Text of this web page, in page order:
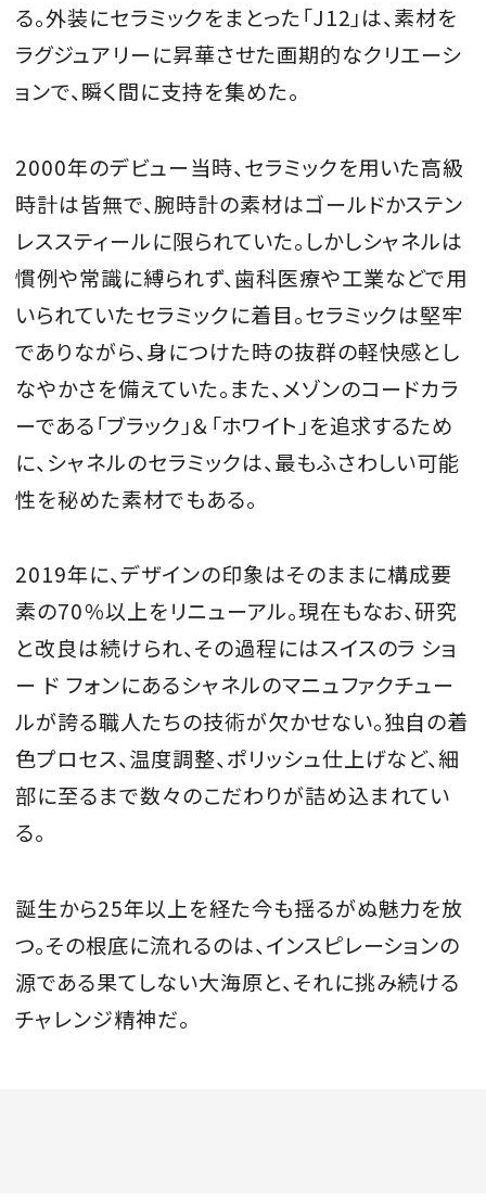
る。外装にセラミックをまとった「J12」は、素材を
ラグジュアリーに昇華させた画期的なクリエーシ
ョンで、瞬く間に支持を集めた。
2000年のデビュー当時、セラミックを用いた高級
時計は皆無で、腕時計の素材はゴールドかステン
レススティールに限られていた。しかしシャネルは
慣例や常識に縛られず、歯科医療や工業などで用
いられていたセラミックに着目。セラミックは堅牢
でありながら、身につけた時の抜群の軽快感とし
なやかさを備えていた。また、メゾンのコードカラ
ーである「ブラック」＆「ホワイト」を追求するため
に、シャネルのセラミックは、最もふさわしい可能
性を秘めた素材でもある。
2019年に、デザインの印象はそのままに構成要
素の70％以上をリニューアル。現在もなお、研究
と改良は続けられ、その過程にはスイスのラ ショ
ー ド フォンにあるシャネルのマニュファクチュー
ルが誇る職人たちの技術が欠かせない。独自の着
色プロセス、温度調整、ポリッシュ仕上げなど、細
部に至るまで数々のこだわりが詰め込まれてい
る。
誕生から25年以上を経た今も揺るがぬ魅力を放
つ。その根底に流れるのは、インスピレーションの
源である果てしない大海原と、それに挑み続ける
チャレンジ精神だ。